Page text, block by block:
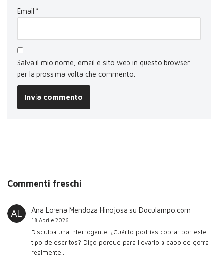
Email *
Salva il mio nome, email e sito web in questo browser
per la prossima volta che commento.
Commenti freschi
Ana Lorena Mendoza Hinojosa su Doculampo.com
18 Aprile 2026
Disculpa una interrogante. ¿Cuánto podrías cobrar por este
tipo de escritos? Digo porque para llevarlo a cabo de gorra
realmente…